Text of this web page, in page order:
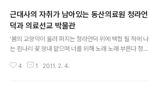
근대사의 자취가 남아있는 동산의료원 청라언
덕과 의료선교 박물관
'봄의 교향악이 울려 퍼지는 청라언덕 위에 백합 필 적에 나
는 흰나리 꽃 향내 맡으며 너를 위해 노래 노래 부른다 청라
날 적에 모든 슬픔이 사라진다' 박태준 작곡, 이은상 작사의
4 1 2011. 2. 4.